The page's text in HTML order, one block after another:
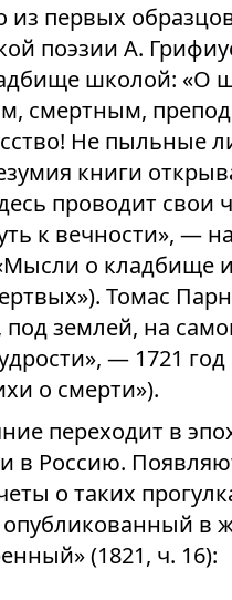
из первых
поэзии А.
школой: «О
смертным,
Не пыльные
книги
проводит свои
к вечности», —
о кладбище
Томас
под землей, на
— 1721 год
о смерти»).
переходит в
в Россию.
о таких
в
(1821, ч. 16):